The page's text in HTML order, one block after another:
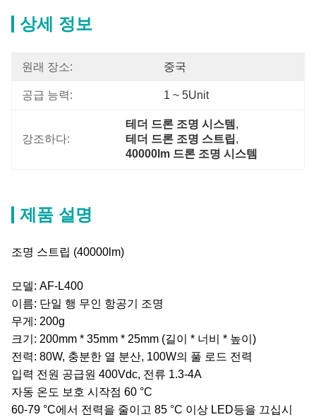
상세 정보
원래 장소: 중국
공급 능력: 1 ~ 5Unit
강조하다:
테더 드론 조명 시스템 ,
테더 드론 조명 스트립,
40000lm 드론 조명 시스템
제품 설명
조명 스트립 (40000lm)
모델: AF-L400
이름: 단일 행 무인 항공기 조명
무게: 200g
크기: 200mm * 35mm * 25mm (길이 * 너비 * 높이)
전력: 80W, 충분한 열 분산, 100W의 풀 로드 전력
입력 전원 공급원 400Vdc, 전류 1.3-4A
자동 온도 보호 시작점 60 °C
60-79 °C에서 전력을 줄이고 85 °C 이상 LED등을 끄십시